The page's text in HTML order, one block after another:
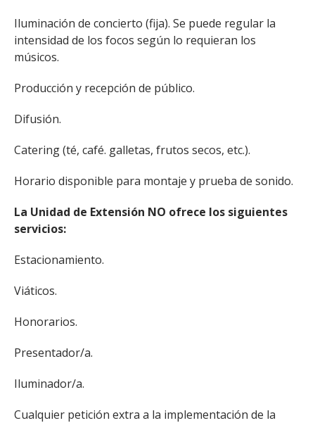
Iluminación de concierto (fija). Se puede regular la
intensidad de los focos según lo requieran los
músicos.
Producción y recepción de público.
Difusión.
Catering (té, café. galletas, frutos secos, etc.).
Horario disponible para montaje y prueba de sonido.
La Unidad de Extensión NO ofrece los siguientes
servicios:
Estacionamiento.
Viáticos.
Honorarios.
Presentador/a.
Iluminador/a.
Cualquier petición extra a la implementación de la